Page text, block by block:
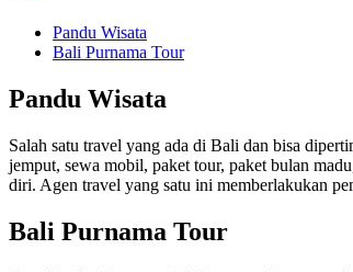
Pandu Wisata
Bali Purnama Tour
Pandu Wisata
Salah satu travel yang ada di Bali dan bisa
jemput, sewa mobil, paket tour, paket bulan
diri. Agen travel yang satu ini memberlakukan
Bali Purnama Tour